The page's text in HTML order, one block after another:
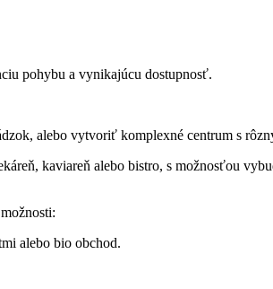
pohybu a vynikajúcu dostupnosť.
alebo vytvoriť komplexné centrum s
kaviareň alebo bistro, s možnosťou
alebo bio obchod.